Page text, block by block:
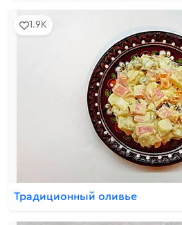
1.9K
Традиционный оливье